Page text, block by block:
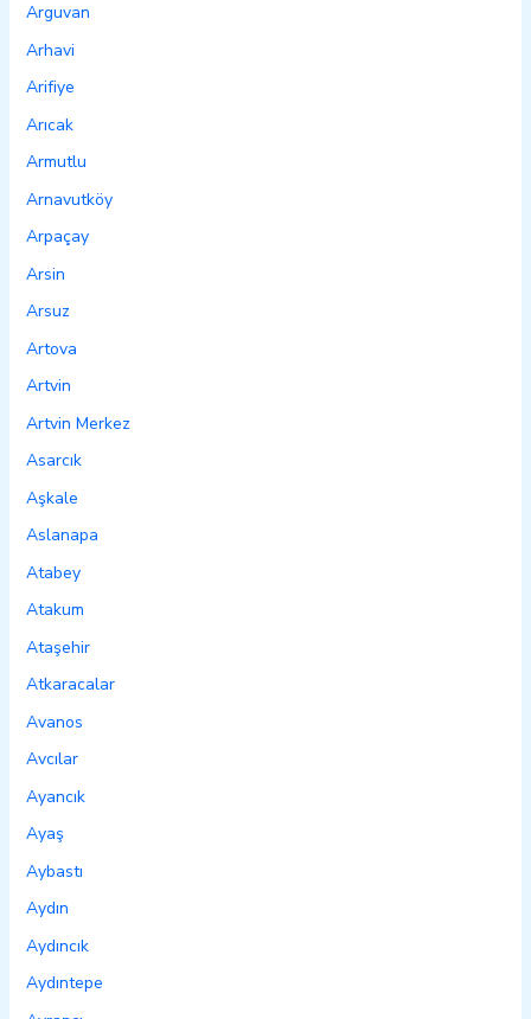
Arguvan
Arhavi
Arifiye
Arıcak
Armutlu
Arnavutköy
Arpaçay
Arsin
Arsuz
Artova
Artvin
Artvin Merkez
Asarcık
Aşkale
Aslanapa
Atabey
Atakum
Ataşehir
Atkaracalar
Avanos
Avcılar
Ayancık
Ayaş
Aybastı
Aydın
Aydıncık
Aydıntepe